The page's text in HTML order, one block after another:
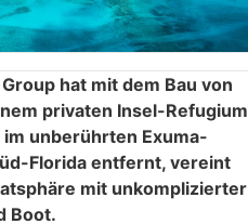
hat mit dem Bau von
privaten Insel-Refugium
im unberührten Exuma-
Florida entfernt, vereint
mit unkomplizierter
Boot.